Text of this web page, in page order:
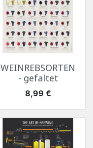
WEINREBSORTEN
- gefaltet
Preis
8,99 €